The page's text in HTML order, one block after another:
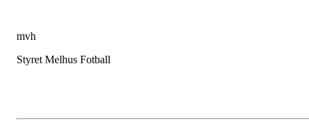
mvh
Styret Melhus Fotball